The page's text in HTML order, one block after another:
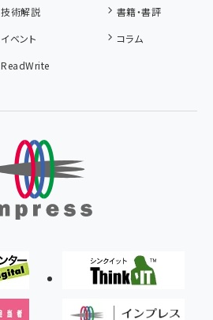
技術解説
書籍・書評
イベント
コラム
ReadWrite